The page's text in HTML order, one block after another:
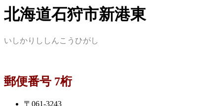
北海道石狩市新港東
いしかりししんこうひがし
郵便番号 7桁
〒061-3243